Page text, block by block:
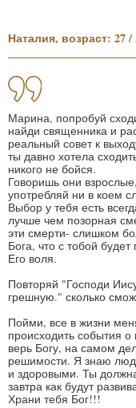
Наталия, возраст: 27 /
Марина, попробуй
найди священника и
реальный совет к
ты давно хотела
никого не бойся.
Говоришь они
употребляй ни в коем
Выбор у тебя есть
лучше чем позорная
эти смерти- слишком
Бога, что с тобой
Его воля.
Повторяй "Господи
грешную." сколько
Пойми, все в жизни
происходить события
верь Богу, на самом
решимости. Я знаю
и здоровыми. Ты
завтра как будут
Храни тебя Бог!!!